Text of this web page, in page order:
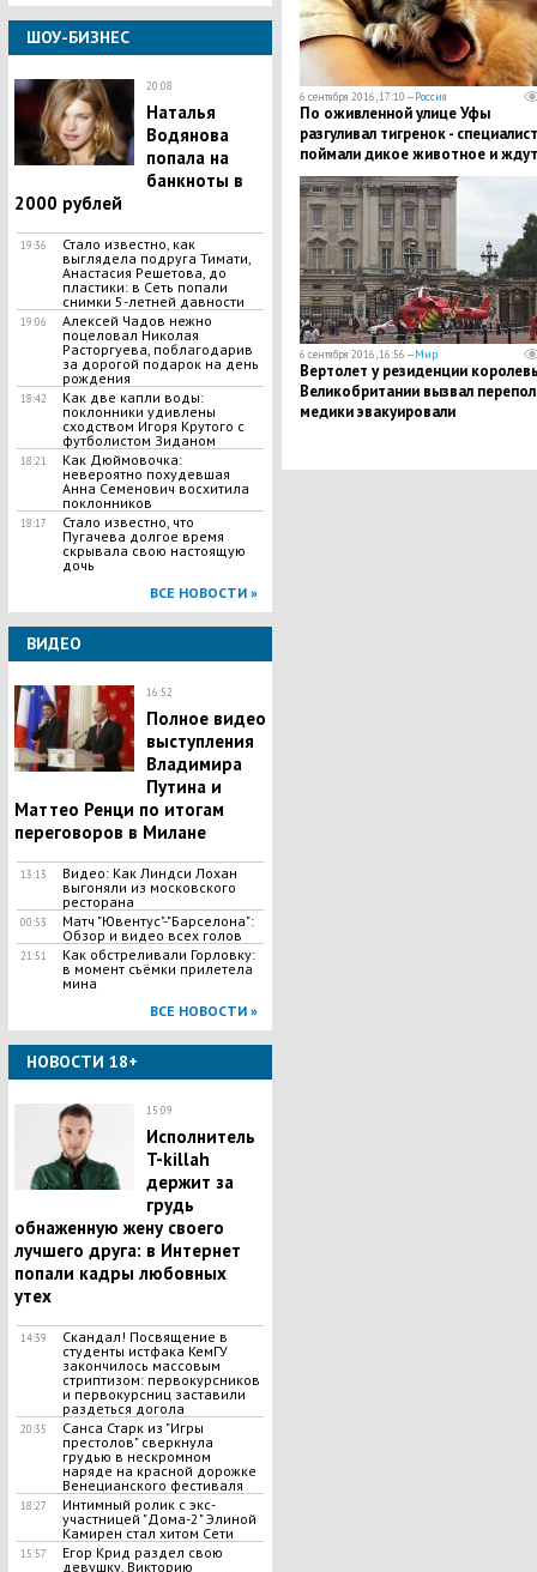
ШОУ-БИЗНЕС
20:08
Наталья
Водянова
попала на
банкноты в
2000 рублей
19:36
Стало известно, как
выглядела подруга Тимати,
Анастасия Решетова, до
пластики: в Сеть попали
снимки 5-летней давности
19:06
Алексей Чадов нежно
поцеловал Николая
Расторгуева, поблагодарив
за дорогой подарок на день
рождения
18:42
Как две капли воды:
поклонники удивлены
сходством Игоря Крутого с
футболистом Зиданом
18:21
Как Дюймовочка:
невероятно похудевшая
Анна Семенович восхитила
поклонников
18:17
Стало известно, что
Пугачева долгое время
скрывала свою настоящую
дочь
ВСЕ НОВОСТИ »
ВИДЕО
16:52
Полное видео
выступления
Владимира
Путина и
Маттео Ренци по итогам
переговоров в Милане
13:13
Видео: Как Линдси Лохан
выгоняли из московского
ресторана
00:53
Матч "Ювентус"-"Барселона":
Обзор и видео всех голов
21:51
Как обстреливали Горловку:
в момент съёмки прилетела
мина
ВСЕ НОВОСТИ »
НОВОСТИ 18+
15:09
Исполнитель
T-killah
держит за
грудь
обнаженную жену своего
лучшего друга: в Интернет
попали кадры любовных
утех
14:39
Скандал! Посвящение в
студенты истфака КемГУ
закончилось массовым
стриптизом: первокурсников
и первокурсниц заставили
раздеться догола
20:35
Санса Старк из "Игры
престолов" сверкнула
грудью в нескромном
наряде на красной дорожке
Венецианского фестиваля
18:27
Интимный ролик с экс-
участницей "Дома-2" Элиной
Камирен стал хитом Сети
15:57
Егор Крид раздел свою
девушку, Викторию
6 сентября 2016, 17:10 —Россия
По оживленной улице Уфы
разгуливал тигренок -
поймали дикое животное и ждут
его владельца
6 сентября 2016, 16:56 —Мир
Вертолет у резиденции
Великобритании вызвал
медики эвакуировали
порядке